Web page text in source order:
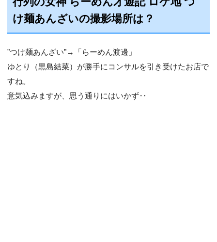
け麺あんざいの撮影場所は？
”つけ麺あんざい”→「らーめん渡邊」
ゆとり（黒島結菜）が勝手にコンサルを引き受けたお店で
すね。
意気込みますが、思う通りにはいかず‥